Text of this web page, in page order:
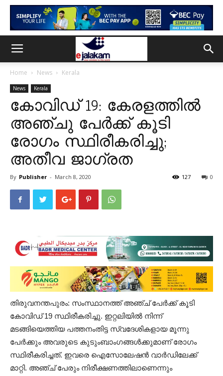
Home News Kerala
News Kerala
കോവിഡ് 19: കേരളത്തില്‍
അഞ്ചു പേർക്ക് കൂടി
രോഗം സ്ഥിരീകരിച്ചു;
അതീവ ജാഗ്രത
By Publisher - March 8, 2020 0
127
തിരുവനന്തപുരം: സംസ്ഥാനത്ത് അഞ്ച് പേര്‍ക്ക് കൂടി
കോവിഡ് 19 സ്ഥിരീകരിച്ചു. ഇറ്റലിയിൽ നിന്ന്
മടങ്ങിയെത്തിയ പത്തനംതിട്ട സ്വദേശികളായ മൂന്നു
പേർക്കും അവരുടെ കുടുംബാംഗങ്ങൾക്കുമാണ് രോഗം
സ്ഥിരീകരിച്ചത്. ഇവരെ ഐസോലേഷൻ വാര്‍ഡിലേക്ക്
മാറ്റി. അഞ്ച് പേരും നിരീക്ഷണത്തിലാണെന്നും